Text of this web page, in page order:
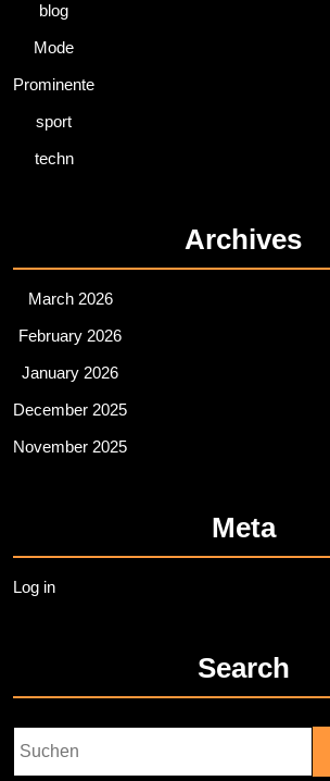
blog
Mode
Prominente
sport
techn
Archives
March 2026
February 2026
January 2026
December 2025
November 2025
Meta
Log in
Search